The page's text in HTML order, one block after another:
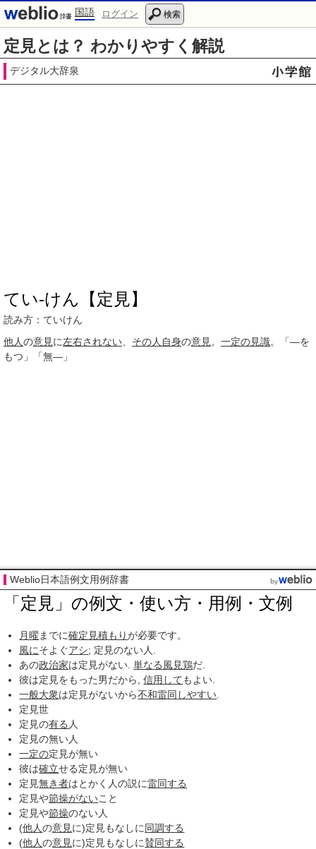
国語 ログイン 検索
定見とは？ わかりやすく解説
デジタル大辞泉
てい‐けん【定見】
読み方：ていけん
他人の意見に左右されない その人 自身の意見。 一定の見識。「―を
もつ」「無―」
Weblio日本語例文用例辞書
「定見」の例文・使い方・用例・文例
月曜 までに確定 見積もりが必要です。
風にそよぐアシ; 定見のない人.
あの政治家は定見がない.単なる 風見鶏だ.
彼は定見をもった男だから,信用してもよい.
一般大衆は定見がないから不和雷同 しやすい
定見世
定見の有る 人
定見の無い人
一定の定見が無い
彼は確立せる定見が無い
定見無き者はとかく人の説に雷同する
定見や節操がないこと
定見や節操のない人
(他人の意見に)定見もなしに同調する
(他人の意見に)定見もなしに賛同する